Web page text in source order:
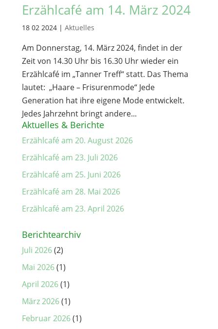
Erzählcafé am 14. März 2024
18 02 2024| Aktuelles
Am Donnerstag, 14. März 2024, findet in der
Zeit von 14.30 Uhr bis 16.30 Uhr wieder ein
Erzählcafé im „Tanner Treff“ statt. Das Thema
lautet: „Haare – Frisurenmode“ Jede
Generation hat ihre eigene Mode entwickelt.
Jedes Jahrzehnt bringt andere...
Aktuelles & Berichte
Erzählcafé am 20. August 2026
Erzählcafé am 23. Juli 2026
Erzählcafé am 25. Juni 2026
Erzählcafé am 28. Mai 2026
Erzählcafé am 23. April 2026
Berichtearchiv
Juli 2026(2)
Mai 2026(1)
April 2026(1)
März 2026(1)
Februar 2026(1)